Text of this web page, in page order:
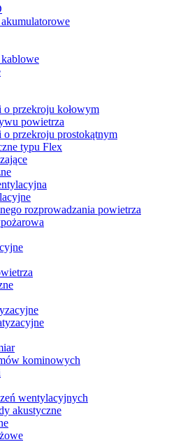
o przekroju kołowym
powietrza
o przekroju prostokątnym
typu Flex
rozprowadzania powietrza
kominowych
wentylacyjnych
akustyczne